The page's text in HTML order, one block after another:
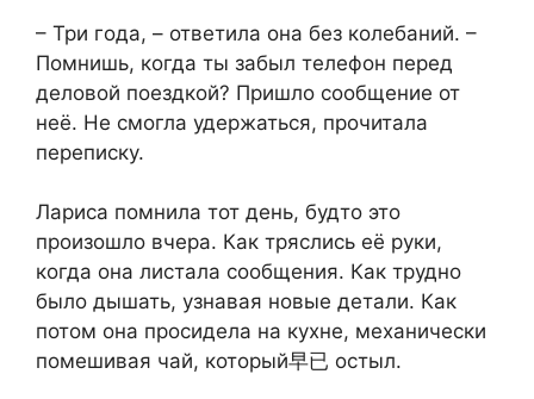
– Три года, – ответила она без колебаний. –
Помнишь, когда ты забыл телефон перед
деловой поездкой? Пришло сообщение от
неё. Не смогла удержаться, прочитала
переписку.
Лариса помнила тот день, будто это
произошло вчера. Как тряслись её руки,
когда она листала сообщения. Как трудно
было дышать, узнавая новые детали. Как
потом она просидела на кухне, механически
помешивая чай, который早已 остыл.